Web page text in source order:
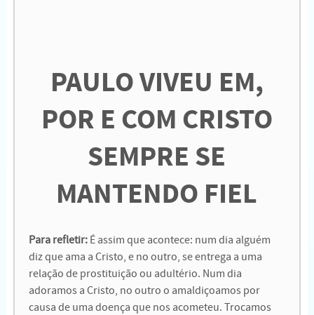
PAULO VIVEU EM,
POR E COM CRISTO
SEMPRE SE
MANTENDO FIEL
Para refletir: É assim que acontece: num dia alguém
diz que ama a Cristo, e no outro, se entrega a uma
relação de prostituição ou adultério. Num dia
adoramos a Cristo, no outro o amaldiçoamos por
causa de uma doença que nos acometeu. Trocamos